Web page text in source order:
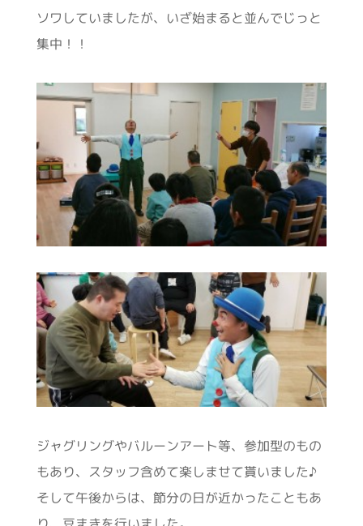
ソワしていましたが、いざ始まると並んでじっと
集中！！
ジャグリングやバルーンアート等、参加型のもの
もあり、スタッフ含めて楽しませて貰いました♪
そして午後からは、節分の日が近かったこともあ